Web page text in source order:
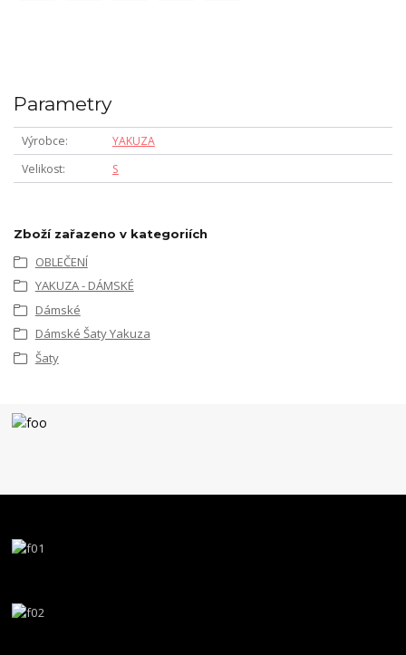
Parametry
Výrobce
YAKUZA
Velikost
S
Zboží zařazeno v kategoriích
OBLEČENÍ
YAKUZA - DÁMSKÉ
Dámské
Dámské Šaty Yakuza
Šaty